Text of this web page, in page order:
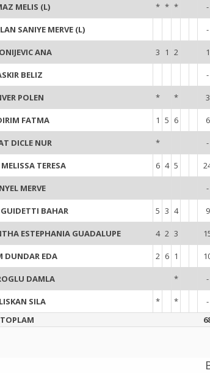
MELIS (L) * * * -
SANIYE MERVE (L) -
ANA 3 1 2 1
BELIZ -
POLEN * * 3
FATMA 1 5 6 6
DICLE NUR * -
TERESA 6 4 5
MERVE -
BAHAR 5 3 4 9
ESTEPHANIA GUADALUPE 4 2 3
DUNDAR EDA 2 6 1
DAMLA * -
SILA * * -
TOPLAM